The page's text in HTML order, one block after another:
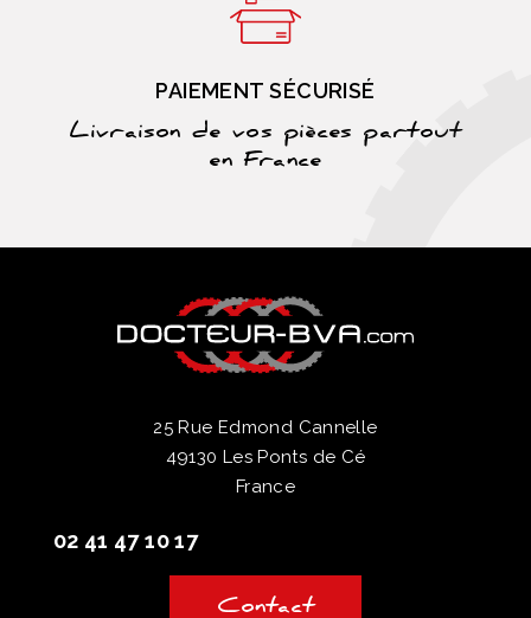
PAIEMENT SÉCURISÉ
Livraison de vos pièces partout
en France
25 Rue Edmond Cannelle
49130 Les Ponts de Cé
France
02 41 47 10 17
Contact